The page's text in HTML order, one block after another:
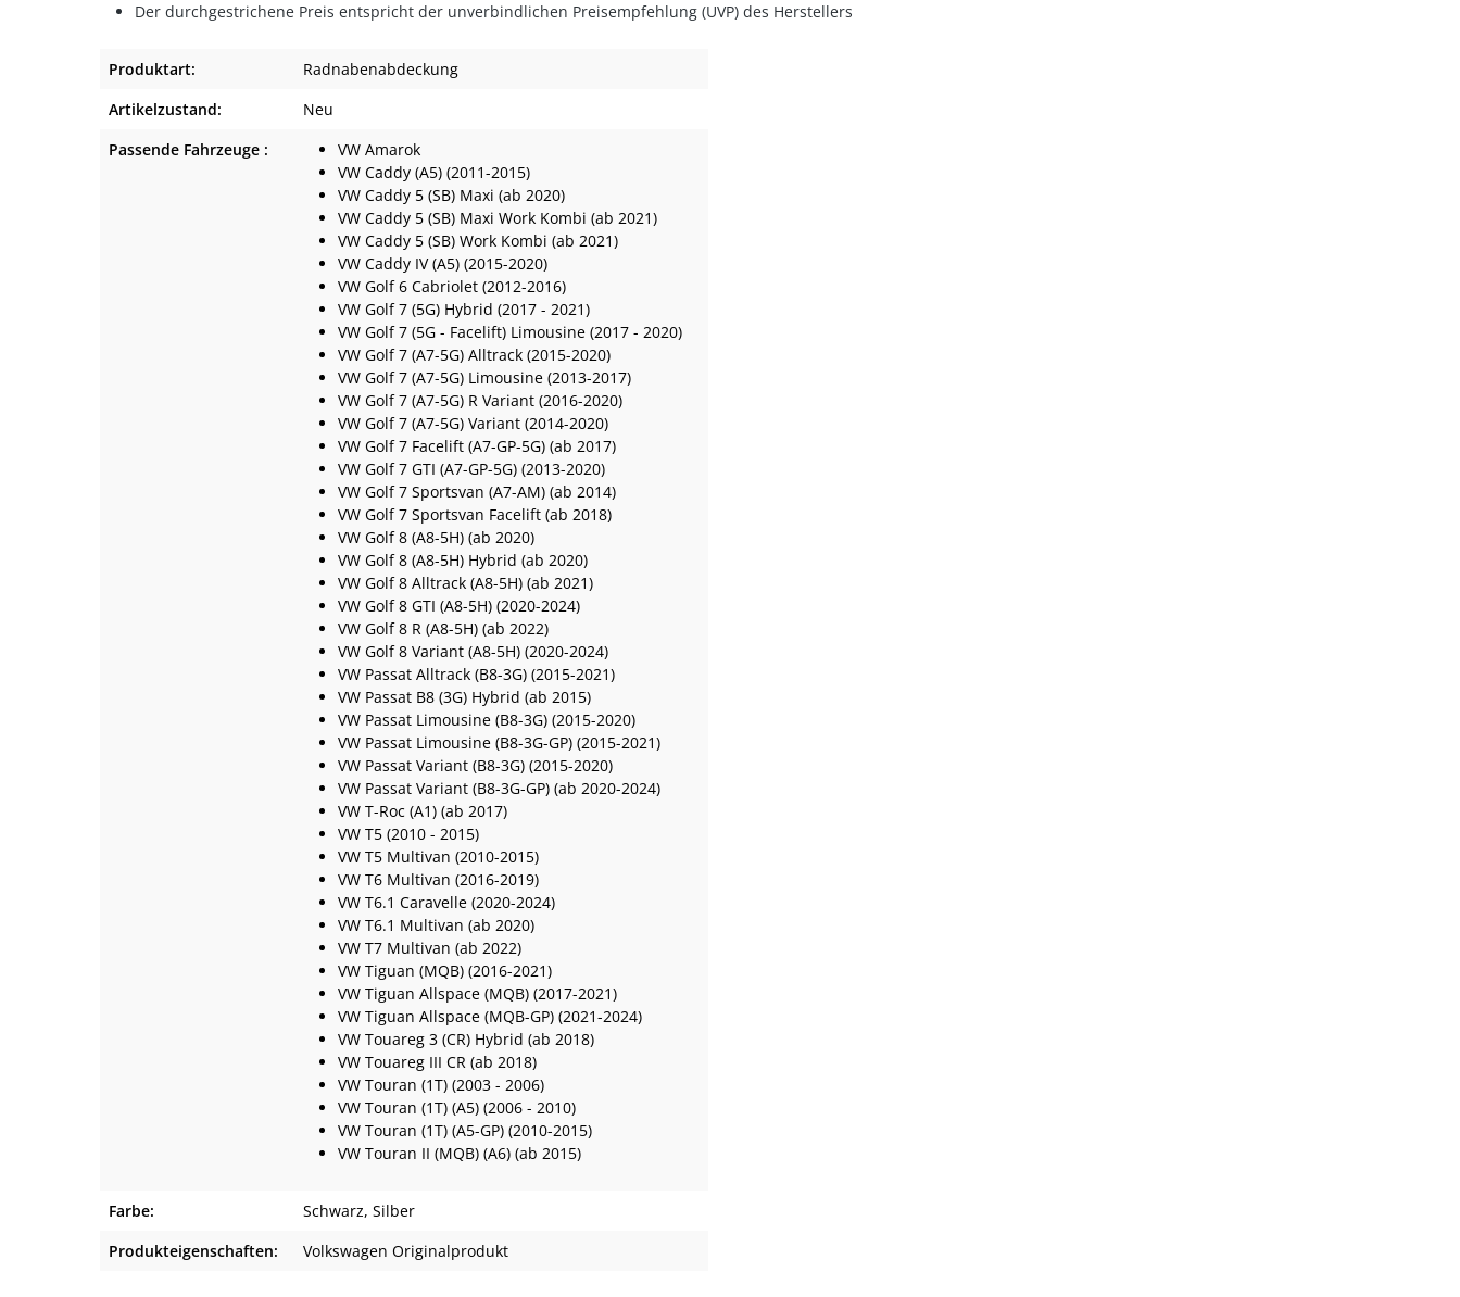
Der durchgestrichene Preis entspricht der unverbindlichen Preisempfehlung (UVP) des Herstellers
Produktart:
Radnabenabdeckung
Artikelzustand:
Neu
Passende Fahrzeuge :
VW Amarok
VW Caddy (A5) (2011-2015)
VW Caddy 5 (SB) Maxi (ab 2020)
VW Caddy 5 (SB) Maxi Work Kombi (ab 2021)
VW Caddy 5 (SB) Work Kombi (ab 2021)
VW Caddy IV (A5) (2015-2020)
VW Golf 6 Cabriolet (2012-2016)
VW Golf 7 (5G) Hybrid (2017 - 2021)
VW Golf 7 (5G - Facelift) Limousine (2017 - 2020)
VW Golf 7 (A7-5G) Alltrack (2015-2020)
VW Golf 7 (A7-5G) Limousine (2013-2017)
VW Golf 7 (A7-5G) R Variant (2016-2020)
VW Golf 7 (A7-5G) Variant (2014-2020)
VW Golf 7 Facelift (A7-GP-5G) (ab 2017)
VW Golf 7 GTI (A7-GP-5G) (2013-2020)
VW Golf 7 Sportsvan (A7-AM) (ab 2014)
VW Golf 7 Sportsvan Facelift (ab 2018)
VW Golf 8 (A8-5H) (ab 2020)
VW Golf 8 (A8-5H) Hybrid (ab 2020)
VW Golf 8 Alltrack (A8-5H) (ab 2021)
VW Golf 8 GTI (A8-5H) (2020-2024)
VW Golf 8 R (A8-5H) (ab 2022)
VW Golf 8 Variant (A8-5H) (2020-2024)
VW Passat Alltrack (B8-3G) (2015-2021)
VW Passat B8 (3G) Hybrid (ab 2015)
VW Passat Limousine (B8-3G) (2015-2020)
VW Passat Limousine (B8-3G-GP) (2015-2021)
VW Passat Variant (B8-3G) (2015-2020)
VW Passat Variant (B8-3G-GP) (ab 2020-2024)
VW T-Roc (A1) (ab 2017)
VW T5 (2010 - 2015)
VW T5 Multivan (2010-2015)
VW T6 Multivan (2016-2019)
VW T6.1 Caravelle (2020-2024)
VW T6.1 Multivan (ab 2020)
VW T7 Multivan (ab 2022)
VW Tiguan (MQB) (2016-2021)
VW Tiguan Allspace (MQB) (2017-2021)
VW Tiguan Allspace (MQB-GP) (2021-2024)
VW Touareg 3 (CR) Hybrid (ab 2018)
VW Touareg III CR (ab 2018)
VW Touran (1T) (2003 - 2006)
VW Touran (1T) (A5) (2006 - 2010)
VW Touran (1T) (A5-GP) (2010-2015)
VW Touran II (MQB) (A6) (ab 2015)
Farbe: Schwarz, Silber
Produkteigenschaften:
Volkswagen Originalprodukt